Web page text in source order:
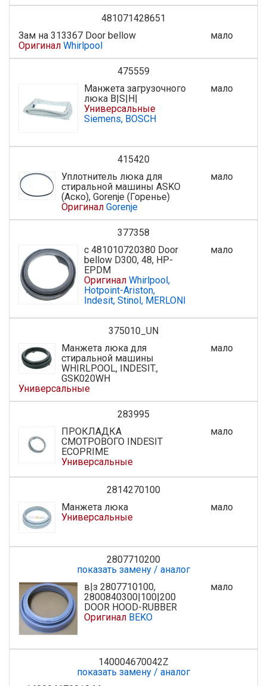
481071428651
Зам на 313367 Door bellow
Оригинал Whirlpool
мало
475559
Манжета загрузочного
люка B|S|H|
Универсальные
Siemens, BOSCH
мало
415420
Уплотнитель люка для
стиральной машины ASKO
(Аско), Gorenje (Горенье)
Оригинал Gorenje
мало
377358
с 481010720380 Door
bellow D300, 48, HP-
EPDM
Оригинал Whirlpool,
Hotpoint-Ariston,
Indesit, Stinol, MERLONI
мало
375010_UN
Манжета люка для
стиральной машины
WHIRLPOOL, INDESIT.,
GSK020WH
Универсальные
мало
283995
ПРОКЛАДКА
СМОТРОВОГО INDESIT
ECOPRIME
Универсальные
мало
2814270100
Манжета люка
Универсальные
мало
2807710200
показать замену / аналог
в|з 2807710100,
2800840300|100|200
DOOR HOOD-RUBBER
Оригинал BEKO
мало
140004670042Z
показать замену / аналог